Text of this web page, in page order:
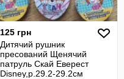
125 грн
Дитячий рушник
пресований Щенячий
патруль Скай Еверест
Disney,р.29.2-29.2см